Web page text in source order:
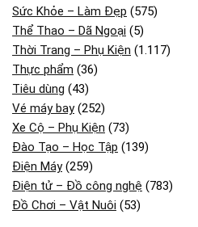
Sức Khỏe – Làm Đẹp (575)
Thể Thao – Dã Ngoại (5)
Thời Trang – Phụ Kiện (1.117)
Thực phẩm (36)
Tiêu dùng (43)
Vé máy bay(252)
Xe Cộ – Phụ Kiện (73)
Đào Tạo – Học Tập (139)
Điện Máy(259)
Điện tử – Đồ công nghệ (783)
Đồ Chơi – Vật Nuôi (53)